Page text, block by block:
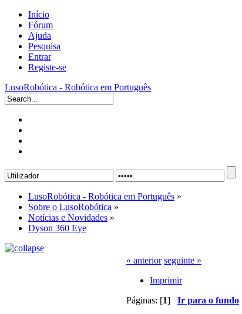
Início
Fórum
Ajuda
Pesquisa
Entrar
Registe-se
LusoRobótica - Robótica em Português
LusoRobótica - Robótica em Português »
Sobre o LusoRobótica »
Notícias e Novidades »
Dyson 360 Eye
« anterior seguinte »
Imprimir
Páginas: [1] Ir para o fundo